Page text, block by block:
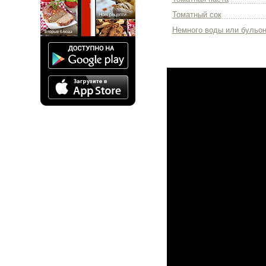
Томатный сок
Немного воды или